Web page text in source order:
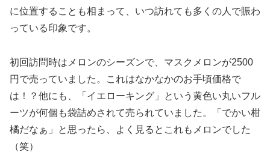
に位置することも相まって、いつ訪れても多くの人で賑わ
っている印象です。
初回訪問時はメロンのシーズンで、マスクメロンが2500
円で売っていました。これはなかなかのお手頃価格で
は！？他にも、「イエローキング」という黄色い丸いフル
ーツが何個も袋詰めされて売られていました。「でかい柑
橘だなぁ」と思ったら、よく見るとこれもメロンでした
（笑）